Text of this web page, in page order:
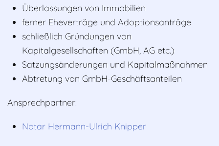
Überlassungen von Immobilien
ferner Eheverträge und Adoptionsanträge
schließlich Gründungen von
Kapitalgesellschaften (GmbH, AG etc.)
Satzungsänderungen und Kapitalmaßnahmen
Abtretung von GmbH-Geschäftsanteilen
Ansprechpartner:
Notar Hermann-Ulrich Knipper